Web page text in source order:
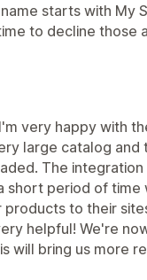
starts with My
to decline those
very happy with
large catalog
The
short period of
products to their
helpful! We're
will bring us more